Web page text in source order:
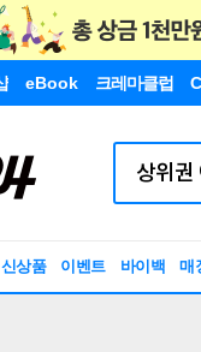
eBook 크레마클럽
신상품 이벤트 바이백 매